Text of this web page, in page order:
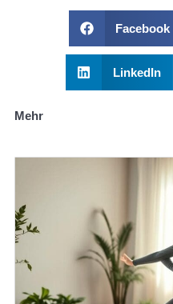
Facebook
LinkedIn
Mehr